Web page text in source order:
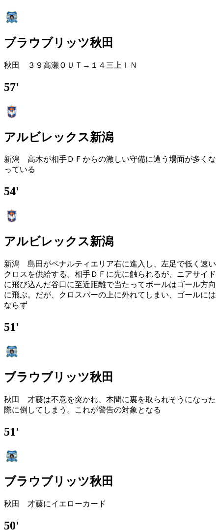
ブラウブリッツ秋田
秋田 ３９高瀬ＯＵＴ→１４三上ＩＮ
57'
アルビレックス新潟
新潟 高木が相手ＤＦからの激しい守備に遭う場面が多くな
っている
54'
アルビレックス新潟
新潟 島田がペナルティエリア右に進入し、左足で低く速い
クロスを供給する。相手ＤＦに先に触られるが、ニアサイド
に飛び込んだ谷口に至近距離で当たってボールはゴール方向
に飛ぶ。だが、クロスバーの上に外れてしまい、ゴールには
ならず
51'
ブラウブリッツ秋田
秋田 才藤は不意を突かれ、本間に裏を取られそうになった
際に倒してしまう。これが警告の対象となる
51'
ブラウブリッツ秋田
秋田 才藤にイエローカード
50'